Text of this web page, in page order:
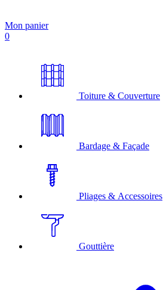
Mon panier
0
Toiture & Couverture
Bardage & Façade
Pliages & Accessoires
Gouttière